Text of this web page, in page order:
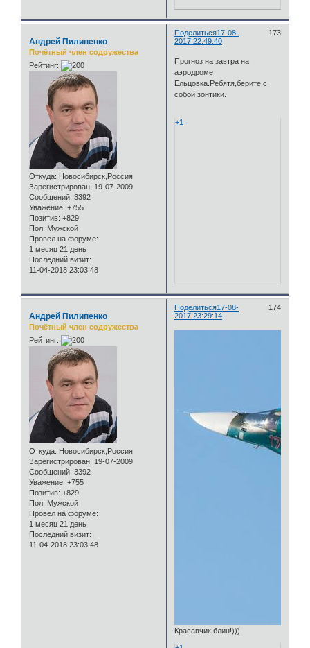
Поделиться 173
17-08-
2017 22:49:40
Андрей Пилипенко
Почётный член содружества
Рейтинг:
Откуда: Новосибирск,Россия
Зарегистрирован: 19-07-2009
Сообщений: 3392
Уважение: +755
Позитив: +829
Пол: Мужской
Провел на форуме:
1 месяц 21 день
Последний визит:
11-04-2018 23:03:48
Прогноз на завтра на
аэродроме
Ельцовка.Ребятя,берите с
собой зонтики.
+1
Поделиться 174
17-08-
2017 23:29:14
Андрей Пилипенко
Почётный член содружества
Рейтинг:
Откуда: Новосибирск,Россия
Зарегистрирован: 19-07-2009
Сообщений: 3392
Уважение: +755
Позитив: +829
Пол: Мужской
Провел на форуме:
1 месяц 21 день
Последний визит:
11-04-2018 23:03:48
Красавчик,блин!)))